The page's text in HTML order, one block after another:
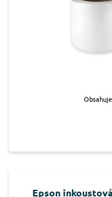
Epson